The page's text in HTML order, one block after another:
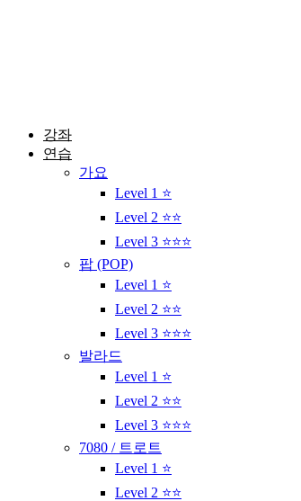
강좌
연습
가요
Level 1 ⭐
Level 2 ⭐⭐
Level 3 ⭐⭐⭐
팝 (POP)
Level 1 ⭐
Level 2 ⭐⭐
Level 3 ⭐⭐⭐
발라드
Level 1 ⭐
Level 2 ⭐⭐
Level 3 ⭐⭐⭐
7080 / 트로트
Level 1 ⭐
Level 2 ⭐⭐